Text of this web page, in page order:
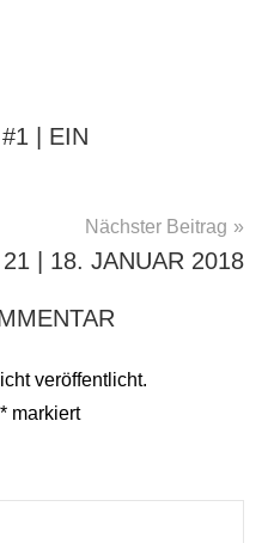
| EIN
Nächster Beitrag
| 18. JANUAR 2018
veröffentlicht.
* markiert